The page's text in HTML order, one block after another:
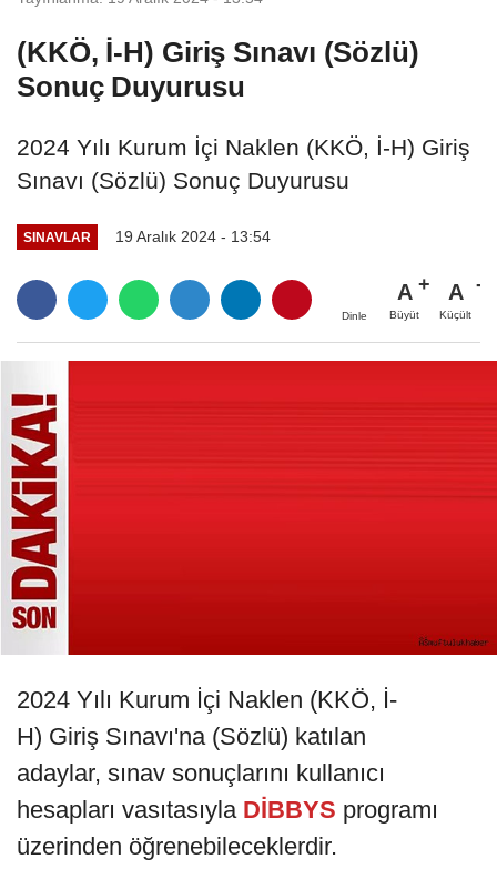
(KKÖ, İ-H) Giriş Sınavı (Sözlü)
Sonuç Duyurusu
2024 Yılı Kurum İçi Naklen (KKÖ, İ-H) Giriş
Sınavı (Sözlü) Sonuç Duyurusu
SINAVLAR 19 Aralık 2024 - 13:54
Dinle
A
Büyüt
A
Küçült
2024 Yılı Kurum İçi Naklen (KKÖ, İ-
H) Giriş Sınavı'na (Sözlü)​ katılan
adaylar, sınav sonuçlarını kullanıcı
hesapları vasıtasıyla DİBBYS programı
üzerinden öğrenebileceklerdir. ​